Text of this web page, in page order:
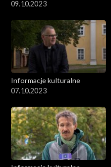
09.10.2023
Informacje kulturalne
07.10.2023